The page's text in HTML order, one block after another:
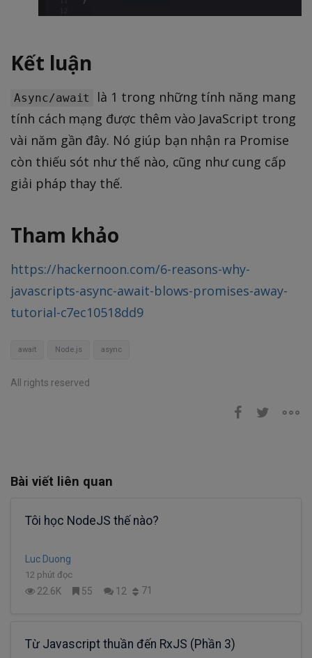
Kết luận
Async/await
là 1 trong những tính năng mang
tính cách mạng được thêm vào JavaScript trong
vài năm gần đây. Nó giúp bạn nhận ra Promise
còn thiếu sót như thế nào, cũng như cung cấp
giải pháp thay thế.
Tham khảo
https://hackernoon.com/6-reasons-why-
javascripts-async-await-blows-promises-away-
tutorial-c7ec10518dd9
await Node.js async
All rights reserved
Bài viết liên quan
Tôi học NodeJS thế nào?
Luc Duong
12 phút đọc
22.6K 55 12 71
Từ Javascript thuần đến RxJS (Phần 3)